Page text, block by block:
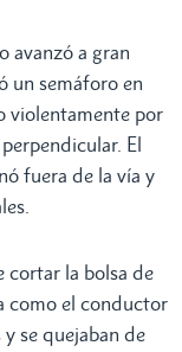
avanzó a gran
un semáforo en
violentamente por
El
fuera de la vía y
cortar la bolsa de
como el conductor
se quejaban de